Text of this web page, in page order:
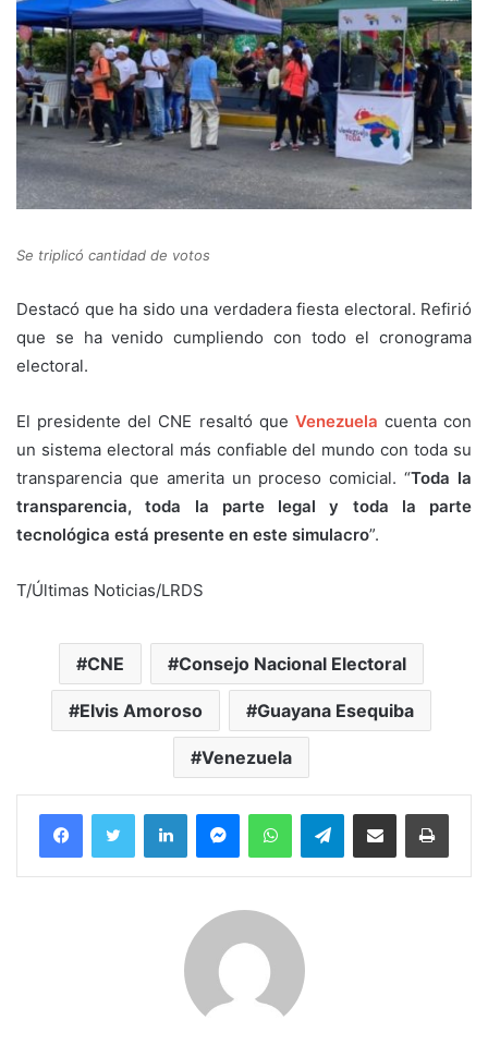
Se triplicó cantidad de votos
Destacó que ha sido una verdadera fiesta electoral. Refirió
que se ha venido cumpliendo con todo el cronograma
electoral.
El presidente del CNE resaltó que Venezuela cuenta con
un sistema electoral más confiable del mundo con toda su
transparencia que amerita un proceso comicial. “Toda la
transparencia, toda la parte legal y toda la parte
tecnológica está presente en este simulacro”.
T/Últimas Noticias/LRDS
CNE Consejo Nacional Electoral
Elvis Amoroso Guayana Esequiba
Venezuela
FacebookTwitter LinkedInMessengerWhatsAppTelegramCompartir por correo electrónico